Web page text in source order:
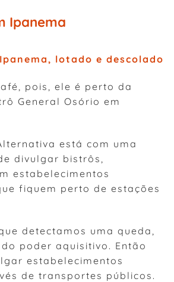
Ipanema
lotado e descolado
pois, ele é perto da
General Osório em
está com uma
divulgar bistrôs,
estabelecimentos
fiquem perto de estações
detectamos uma queda,
poder aquisitivo. Então
estabelecimentos
de transportes públicos.